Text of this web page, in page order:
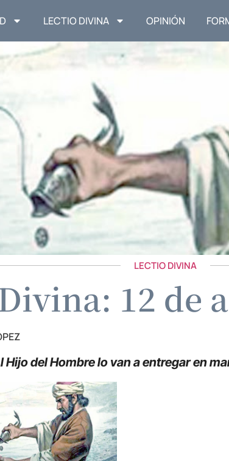
LECTIO DIVINA OPINIÓN
LECTIO DIVINA
12 de
Hijo del Hombre lo van a entregar en